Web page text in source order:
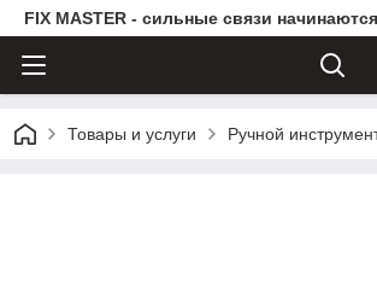
FIX MASTER - сильные связи
Товары и услуги Ручной